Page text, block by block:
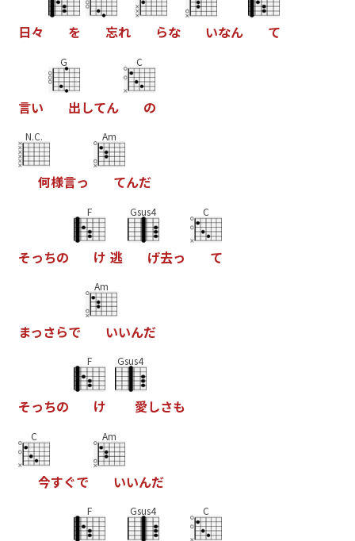
日々 を 忘れ らな いなん て
言い
G
出してん
C
の
N.C.
何様言っ
Am
てんだ
そっちの
F
け 逃
Gsus4
げ去っ
C
て
まっさらで
Am
いいんだ
そっちの
F
け
Gsus4
愛しさも
C
今すぐで
Am
いいんだ
F Gsus4 C